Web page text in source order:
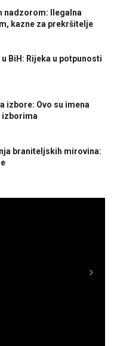
nadzorom: Ilegalna
kazne za prekršitelje
BiH: Rijeka u potpunosti
izbore: Ovo su imena
izborima
braniteljskih mirovina: